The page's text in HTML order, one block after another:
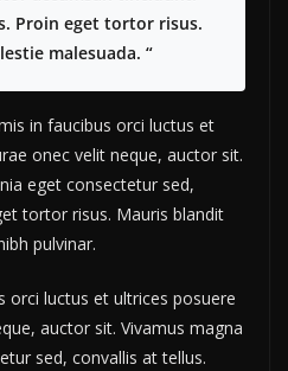
Proin eget tortor risus.
malesuada. “
in faucibus orci luctus et
onec velit neque, auctor sit.
eget consectetur sed,
tortor risus. Mauris blandit
pulvinar.
orci luctus et ultrices posuere
auctor sit. Vivamus magna
sed, convallis at tellus.